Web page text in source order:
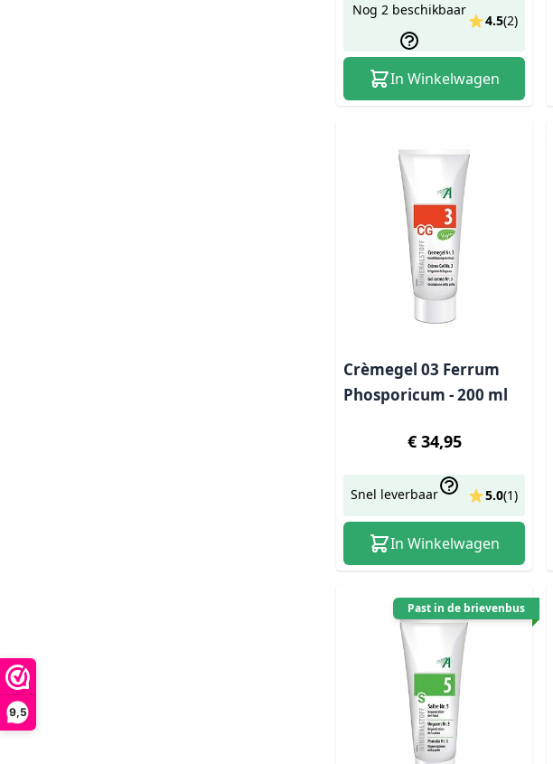
9,5
Nog 2 beschikbaar
4.5(2)
In Winkelwagen
Crèmegel 03 Ferrum
Phosporicum - 200 ml
€ 34,95
Snel leverbaar 5.0(1)
In Winkelwagen
Past in de brievenbus